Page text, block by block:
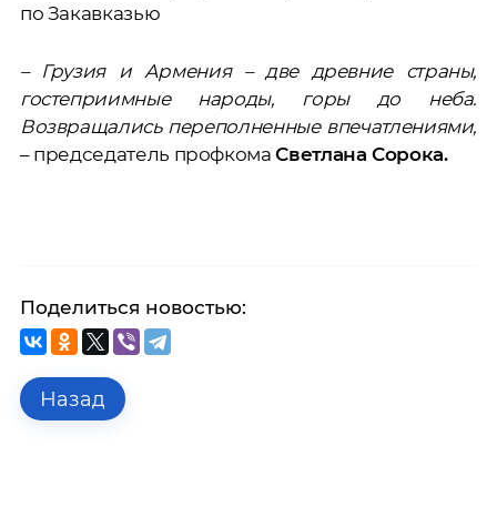
по Закавказью
– Грузия и Армения – две древние страны,
гостеприимные народы, горы до неба.
Возвращались переполненные впечатлениями,
– председатель профкомаСветлана Сорока.
Поделиться новостью:
Назад